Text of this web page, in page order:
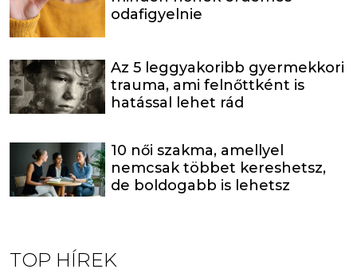
odafigyelnie
Az 5 leggyakoribb gyermekkori
trauma, ami felnőttként is
hatással lehet rád
10 női szakma, amellyel
nemcsak többet kereshetsz,
de boldogabb is lehetsz
TOP HÍREK